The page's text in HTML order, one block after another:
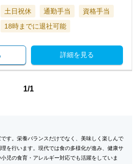
土日祝休 通勤手当
資格手当
18時までに退社可能
詳細を見る
1/1
す。栄養バランスだけでなく、美味しく楽しんで
を行います。現代では食の多様化が進み、健康サ
児の食育・アレルギー対応でも活躍をしていま